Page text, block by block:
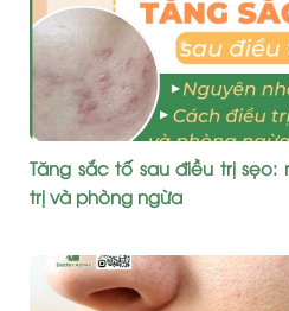
Tăng sắc tố sau điều trị
trị và phòng ngừa